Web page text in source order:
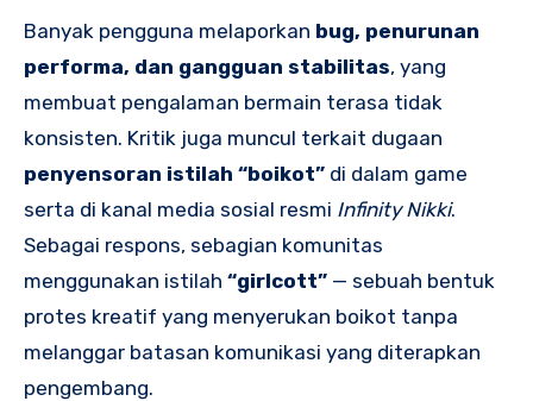
Banyak pengguna melaporkan bug, penurunan
performa, dan gangguan stabilitas, yang
membuat pengalaman bermain terasa tidak
konsisten. Kritik juga muncul terkait dugaan
penyensoran istilah “boikot” di dalam game
serta di kanal media sosial resmi Infinity Nikki.
Sebagai respons, sebagian komunitas
menggunakan istilah “girlcott” — sebuah bentuk
protes kreatif yang menyerukan boikot tanpa
melanggar batasan komunikasi yang diterapkan
pengembang.